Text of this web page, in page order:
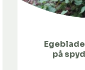
på